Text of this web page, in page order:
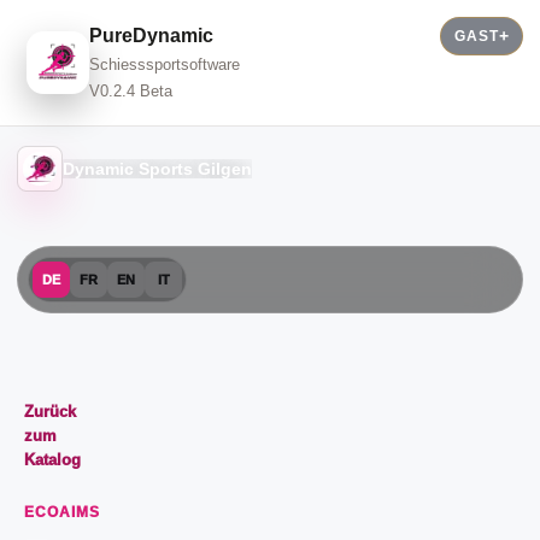
PureDynamic
Schiesssportsoftware
V0.2.4 Beta
GAST
Dynamic Sports Gilgen
DE FR EN IT
Zurück
zum
Katalog
ECOAIMS